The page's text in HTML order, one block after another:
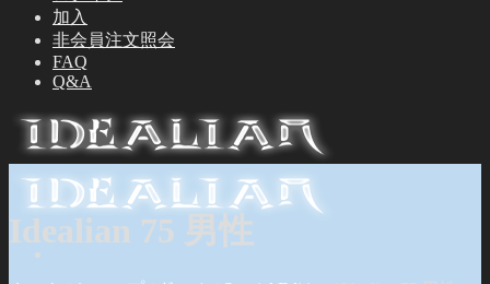
加入
非会員注文照会
FAQ
Q&A
Idealian 75 男性